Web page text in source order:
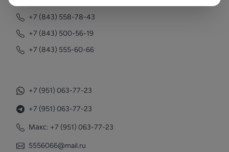
+7 (843) 558-78-43
+7 (843) 500-56-19
+7 (843) 555-60-66
+7 (951) 063-77-23
+7 (951) 063-77-23
Макс: +7 (951) 063-77-23
5556066@mail.ru